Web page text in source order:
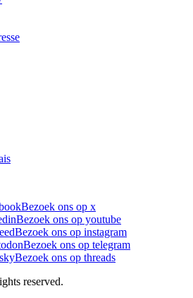
Bezoek ons op x
Bezoek ons op youtube
Bezoek ons op instagram
Bezoek ons op telegram
Bezoek ons op threads
reserved.